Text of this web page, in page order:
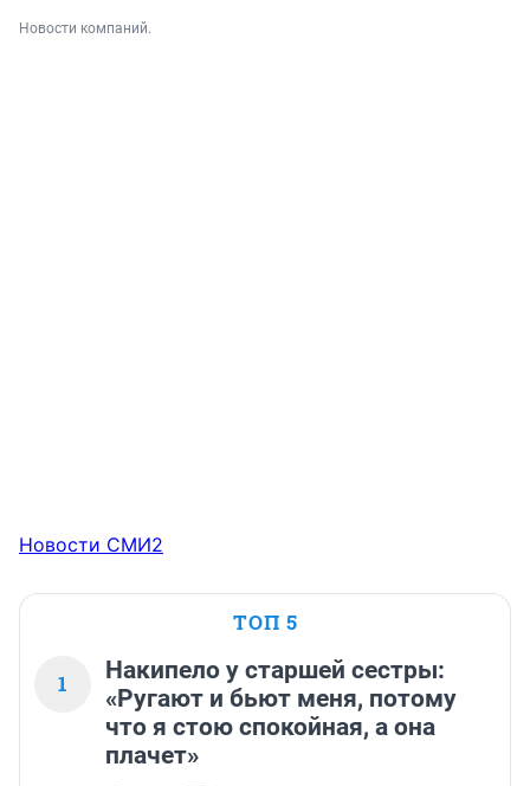
Новости компаний.
Новости СМИ2
ТОП 5
1
Накипело у старшей сестры:
«Ругают и бьют меня, потому
что я стою спокойная, а она
плачет»